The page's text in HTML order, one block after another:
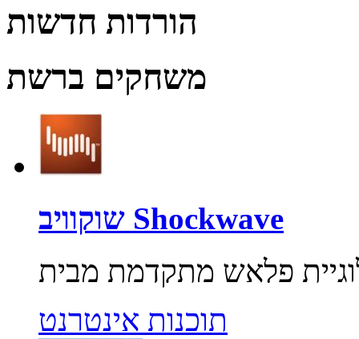
הורדות חדשות
משחקים ברשת
שוקוויב Shockwave
תוכנות אינטרנט